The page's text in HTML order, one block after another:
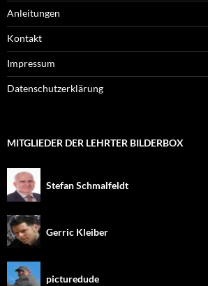
Anleitungen
Kontakt
Impressum
Datenschutzerklärung
MITGLIEDER DER LEHRTER BILDERBOX
Stefan Schmalfeldt
Gerric Kleiber
picturedude